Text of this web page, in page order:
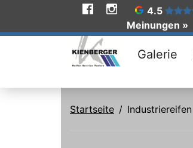
Galerie
Social
Media
4.5
Meinungen »
Startseite Industriereifen